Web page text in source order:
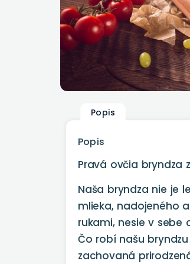
Popis
Popis
Pravá ovčia bryndza
Naša bryndza nie je
mlieka, nadojeného
rukami, nesie v sebe
Čo robí našu
zachovaná